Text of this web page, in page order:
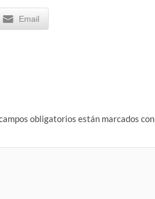
Email
obligatorios están marcados con